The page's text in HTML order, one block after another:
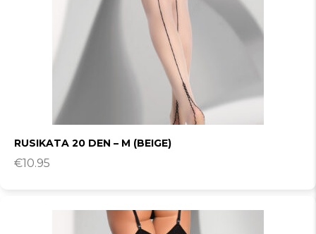
RUSIKATA 20 DEN – M (BEIGE)
€10.95